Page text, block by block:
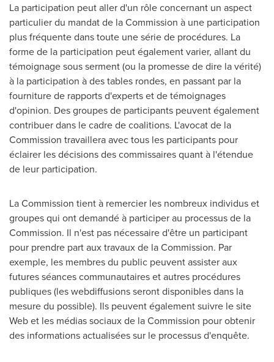
La participation peut aller d'un rôle concernant un aspect
particulier du mandat de la Commission à une participation
plus fréquente dans toute une série de procédures. La
forme de la participation peut également varier, allant du
témoignage sous serment (ou la promesse de dire la vérité)
à la participation à des tables rondes, en passant par la
fourniture de rapports d'experts et de témoignages
d'opinion. Des groupes de participants peuvent également
contribuer dans le cadre de coalitions. L'avocat de la
Commission travaillera avec tous les participants pour
éclairer les décisions des commissaires quant à l'étendue
de leur participation.
La Commission tient à remercier les nombreux individus et
groupes qui ont demandé à participer au processus de la
Commission. Il n'est pas nécessaire d'être un participant
pour prendre part aux travaux de la Commission. Par
exemple, les membres du public peuvent assister aux
futures séances communautaires et autres procédures
publiques (les webdiffusions seront disponibles dans la
mesure du possible). Ils peuvent également suivre le site
Web et les médias sociaux de la Commission pour obtenir
des informations actualisées sur le processus d'enquête.